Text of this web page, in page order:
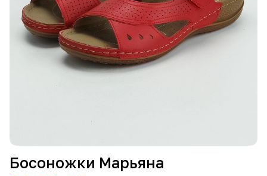
Босоножки Марьяна